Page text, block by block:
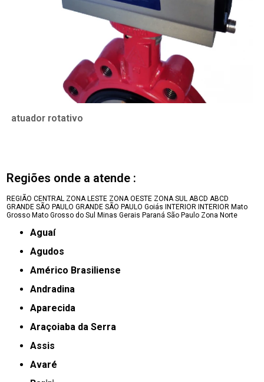
atuador rotativo
Regiões onde a atende :
REGIÃO CENTRAL ZONA LESTE ZONA OESTE ZONA SUL ABCD ABCD
GRANDE SÃO PAULO GRANDE SÃO PAULO Goiás INTERIOR INTERIOR Mato
Grosso Mato Grosso do Sul Minas Gerais Paraná São Paulo Zona Norte
Aguaí
Agudos
Américo Brasiliense
Andradina
Aparecida
Araçoiaba da Serra
Assis
Avaré